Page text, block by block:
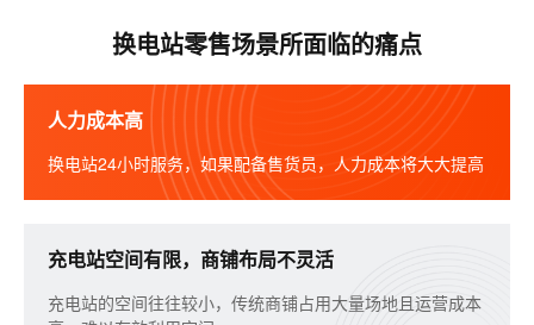
换电站零售场景所面临的痛点
人力成本高
换电站24小时服务，如果配备售货员，人力成本将大大提高
充电站空间有限，商铺布局不灵活
充电站的空间往往较小，传统商铺占用大量场地且运营成本